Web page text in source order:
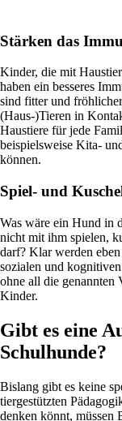
Stärken das
Kinder, die mit
haben ein besseres
sind fitter und
(Haus-)Tieren in
Haustiere für jede
beispielsweise Kita-
können.
Spiel- und
Was wäre ein Hund in
nicht mit ihm spielen,
darf? Klar werden
sozialen und
ohne all die genannten
Kinder.
Gibt es eine
Schulhunde?
Bislang gibt es keine
tiergestützten
denken könnt, müssen